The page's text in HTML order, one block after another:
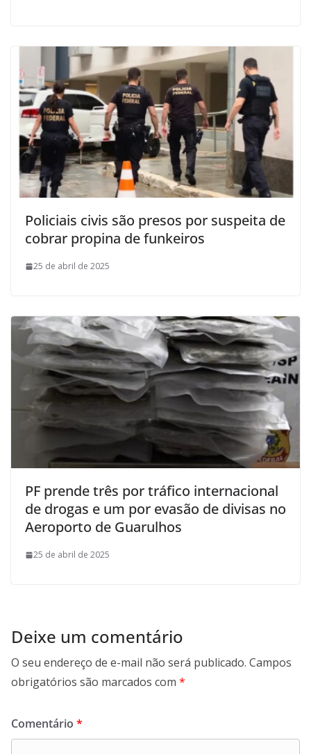
Policiais civis são presos por suspeita de
cobrar propina de funkeiros
25 de abril de 2025
PF prende três por tráfico internacional
de drogas e um por evasão de divisas no
Aeroporto de Guarulhos
25 de abril de 2025
Deixe um comentário
O seu endereço de e-mail não será publicado. Campos
obrigatórios são marcados com *
Comentário *